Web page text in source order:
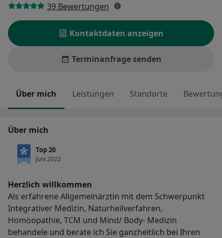
39 Bewertungen
Kontaktdaten anzeigen
Terminanfrage senden
Über mich Leistungen Standorte
Über mich
Top 20
Juni 2022
Herzlich willkommen
Als erfahrene Allgemeinärztin mit dem Schwerpunkt
Integrativer Medizin, Naturheilverfahren,
Homöopathie, TCM und Mind/ Body- Medizin
behandele und berate ich Sie ganzheitlich bei Ihren